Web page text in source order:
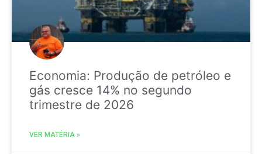
Economia: Produção de petróleo e
gás cresce 14% no segundo
trimestre de 2026
VER MATÉRIA »